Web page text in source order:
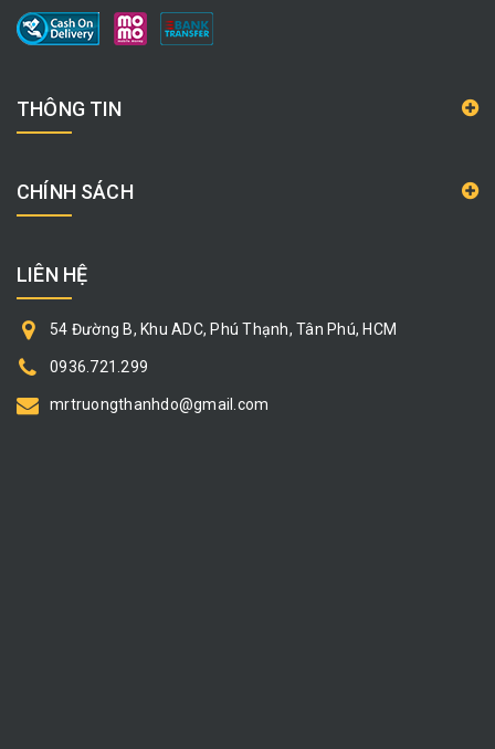
THÔNG TIN
CHÍNH SÁCH
LIÊN HỆ
54 Đường B, Khu ADC, Phú Thạnh, Tân Phú, HCM
0936.721.299
mrtruongthanhdo@gmail.com